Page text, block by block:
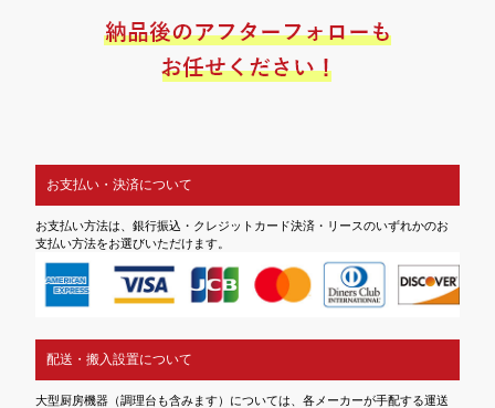
お支払い・決済について
お支払い方法は、銀行振込・クレジットカード決済・リースのいずれかのお
支払い方法をお選びいただけます。
配送・搬入設置について
大型厨房機器（調理台も含みます）については、各メーカーが手配する運送